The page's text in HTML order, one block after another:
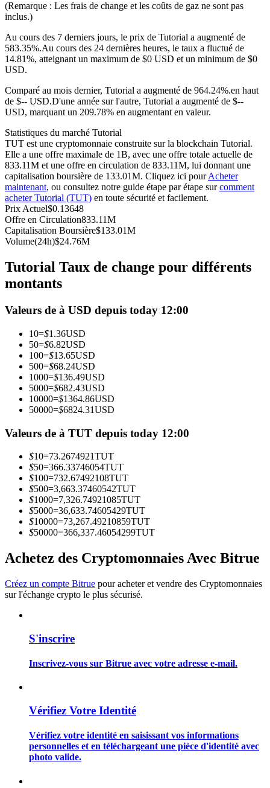
Futures USDC
Futures utilisant l'USDC comme garantie
Copie de Trading
Devenez un trader de copie
Profitez du partage des bénéfices et des commissions de copy
trading
Information
Analyse de mégadonnées, y compris des informations
commerciales, etc.
Guide de démarrage des contrats à terme
(Remarque : Les frais de change et les coûts de gaz ne sont pas
inclus.)
Au cours des 7 derniers jours, le prix de Tutorial a augmenté de
583.35%.Au cours des 24 dernières heures, le taux a fluctué de
14.81%, atteignant un maximum de $0 USD et un minimum de $0
USD.
Comparé au mois dernier, Tutorial a augmenté de 964.24%.en haut
de $-- USD.D'une année sur l'autre, Tutorial a augmenté de $--
USD, marquant un 209.78% en augmentant en valeur.
Statistiques du marché Tutorial
TUT est une cryptomonnaie construite sur la blockchain Tutorial.
Elle a une offre maximale de 1B, avec une offre totale actuelle de
833.11M et une offre en circulation de 833.11M, lui donnant une
capitalisation boursière de 133.01M. Cliquez ici pourAcheter
maintenant, ou consultez notre guide étape par étape surcomment
acheter Tutorial (TUT) en toute sécurité et facilement.
Prix Actuel$0.13648
Offre en Circulation833.11M
Capitalisation Boursière$133.01M
Volume(24h)$24.76M
Tutorial Taux de change pour différents
montants
Valeurs de à USD depuis today 12:00
10=$1.36USD
50=$6.82USD
100=$13.65USD
500=$68.24USD
1000=$136.49USD
5000=$682.43USD
10000=$1364.86USD
50000=$6824.31USD
Valeurs de à TUT depuis today 12:00
$10=73.2674921TUT
$50=366.33746054TUT
$100=732.67492108TUT
$500=3,663.37460542TUT
$1000=7,326.74921085TUT
$5000=36,633.74605429TUT
$10000=73,267.49210859TUT
$50000=366,337.46054299TUT
Achetez des Cryptomonnaies Avec Bitrue
Créez un compte Bitrue pour acheter et vendre des Cryptomonnaies
sur l'échange crypto le plus sécurisé.
S'inscrire
Inscrivez-vous sur Bitrue avec votre adresse e-mail.
Vérifiez Votre Identité
Vérifiez votre identité en saisissant vos informations
personnelles et en téléchargeant une pièce d'identité avec
photo valide.